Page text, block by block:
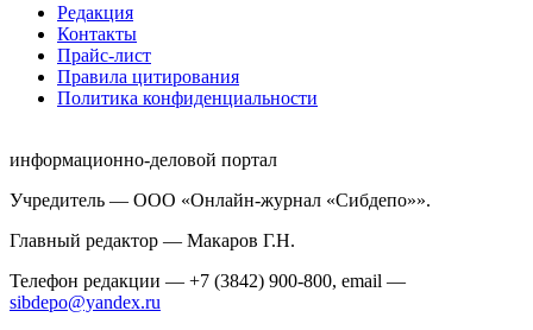
Редакция
Контакты
Прайс-лист
Правила цитирования
Политика конфиденциальности
информационно-деловой портал
Учредитель — ООО «Онлайн-журнал «Сибдепо»».
Главный редактор — Макаров Г.Н.
Телефон редакции — +7 (3842) 900-800, email —
sibdepo@yandex.ru